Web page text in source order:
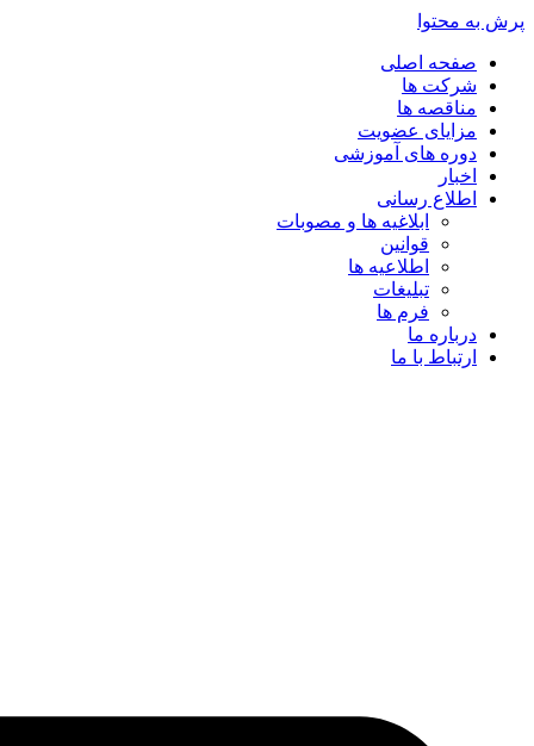
پرش به محتوا
صفحه اصلی
شرکت ها
مناقصه ها
مزایای عضویت
دوره های آموزشی
اخبار
اطلاع رسانی
ابلاغیه ها و مصوبات
قوانین
اطلاعیه ها
تبلیغات
فرم ها
درباره ما
ارتباط با ما